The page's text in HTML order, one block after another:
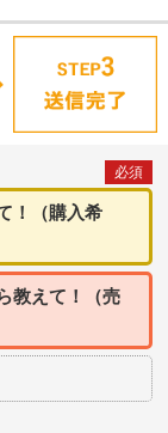
必須
！（購入希
教えて！（売